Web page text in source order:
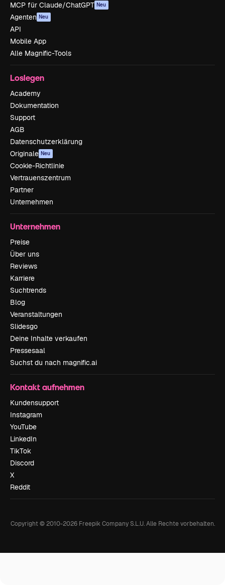
MCP für Claude/ChatGPT Neu
Agenten Neu
API
Mobile App
Alle Magnific-Tools
Loslegen
Academy
Dokumentation
Support
AGB
Datenschutzerklärung
Originale Neu
Cookie-Richtlinie
Vertrauenszentrum
Partner
Unternehmen
Unternehmen
Preise
Über uns
Reviews
Karriere
Suchtrends
Blog
Veranstaltungen
Slidesgo
Deine Inhalte verkaufen
Pressesaal
Suchst du nach magnific.ai
Kontakt aufnehmen
Kundensupport
Instagram
YouTube
LinkedIn
TikTok
Discord
X
Reddit
Copyright © 2010-2026Freepik Company S.L.U. Alle Rechte vorbehalten.